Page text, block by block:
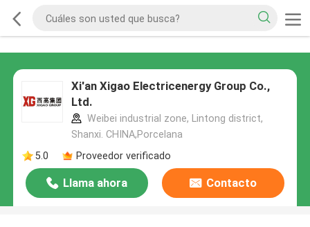
Xi'an Xigao Electricenergy Group Co.,
Ltd.
Weibei industrial zone, Lintong district,
Shanxi. CHINA,Porcelana
5.0
Proveedor verificado
Llama ahora Contacto